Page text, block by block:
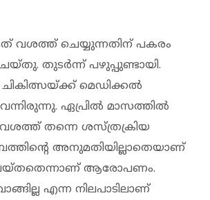
വശത്ത് ചെയ്യുന്നതിന് പകരം
തുടര്‍ന്ന് പഴുപ്പുണ്ടായി.
മെഡിക്കല്‍
ഏപ്രില്‍ മാസത്തില്‍
തന്നെ ശസ്ത്രക്രിയ
അനുമതിയില്ലാതെയാണ്
ആരോപണം.
എന്ന നിലപാടിലാണ്